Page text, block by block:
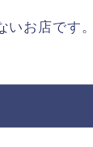
いお店です。